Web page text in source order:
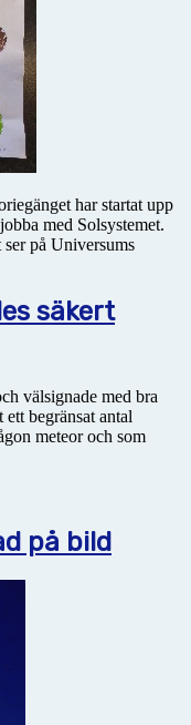
har startat upp
med Solsystemet.
ser på Universums
säkert
välsignade med bra
begränsat antal
meteor och som
på bild